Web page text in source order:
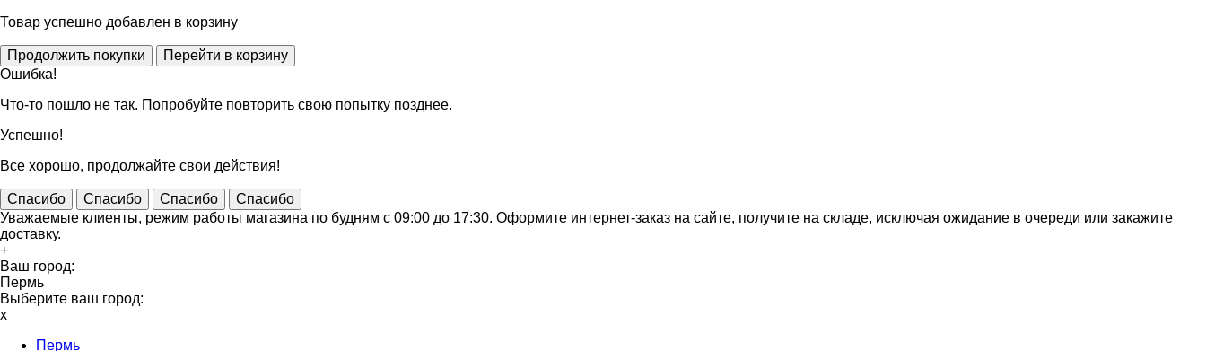
Товар успешно добавлен в корзину
Ошибка!
Что-то пошло не так. Попробуйте повторить свою попытку позднее.
Успешно!
Все хорошо, продолжайте свои действия!
Спасибо Спасибо Спасибо
Спасибо
Уважаемые клиенты, режим работы магазина по будням с 09:00 до 17:30. Оформите интернет-заказ на сайте, получите на складе, исключая ожидание в очереди или закажите
доставку.
+
Ваш город:
Пермь
Выберите ваш город:
x
Пермь